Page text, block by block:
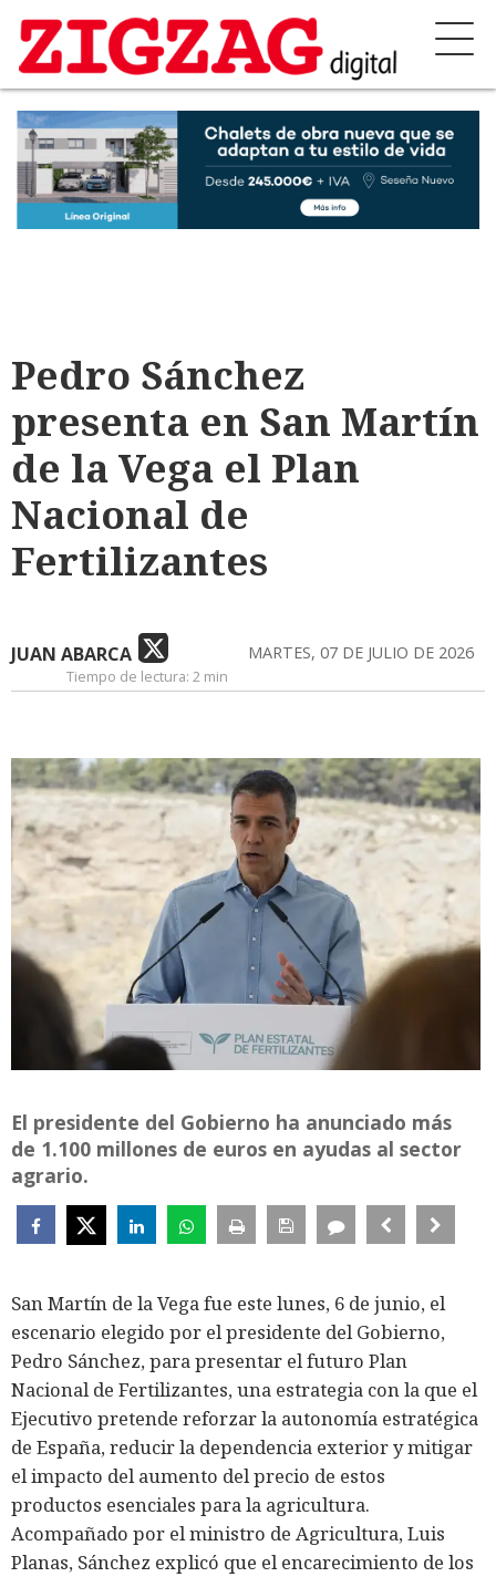
Pedro Sánchez
presenta en San Martín
de la Vega el Plan
Nacional de
Fertilizantes
JUAN ABARCA MARTES, 07 DE JULIO DE 2026
Tiempo de lectura: 2 min
El presidente del Gobierno ha anunciado más
de 1.100 millones de euros en ayudas al sector
agrario.
San Martín de la Vega fue este lunes, 6 de junio, el
escenario elegido por el presidente del Gobierno,
Pedro Sánchez, para presentar el futuro Plan
Nacional de Fertilizantes, una estrategia con la que el
Ejecutivo pretende reforzar la autonomía estratégica
de España, reducir la dependencia exterior y mitigar
el impacto del aumento del precio de estos
productos esenciales para la agricultura.
Acompañado por el ministro de Agricultura, Luis
Planas, Sánchez explicó que el encarecimiento de los